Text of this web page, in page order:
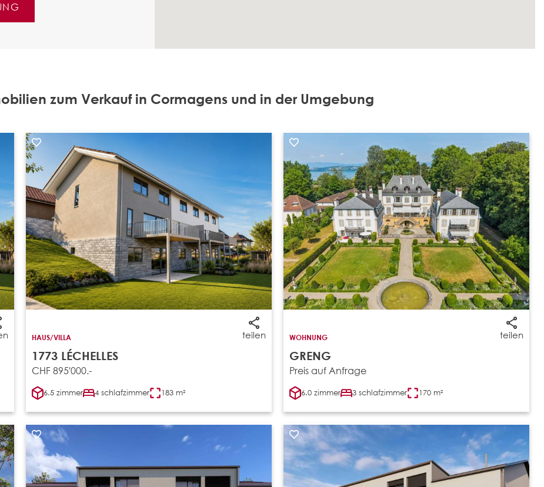
zum Verkauf in Cormagens und in der Umgebung
teilen
HAUS/VILLA
1773 LÉCHELLES
CHF 895'000.-
6.5 zimmer 4 schlafzimmer 183 m²
teilen
WOHNUNG
GRENG
Preis auf Anfrage
6.0 zimmer 3 schlafzimmer 170 m²